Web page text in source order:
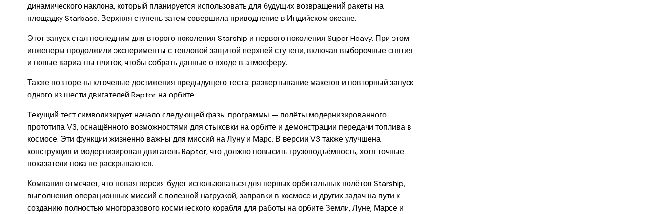
динамического наклона, который планируется использовать для будущих возвращений ракеты на
площадку Starbase. Верхняя ступень затем совершила приводнение в Индийском океане.
Этот запуск стал последним для второго поколения Starship и первого поколения Super Heavy. При этом
инженеры продолжили эксперименты с тепловой защитой верхней ступени, включая выборочные снятия
и новые варианты плиток, чтобы собрать данные о входе в атмосферу.
Также повторены ключевые достижения предыдущего теста: развертывание макетов и повторный запуск
одного из шести двигателей Raptor на орбите.
Текущий тест символизирует начало следующей фазы программы — полёты модернизированного
прототипа V3, оснащённого возможностями для стыковки на орбите и демонстрации передачи топлива в
космосе. Эти функции жизненно важны для миссий на Луну и Марс. В версии V3 также улучшена
конструкция и модернизирован двигатель Raptor, что должно повысить грузоподъёмность, хотя точные
показатели пока не раскрываются.
Компания отмечает, что новая версия будет использоваться для первых орбитальных полётов Starship,
выполнения операционных миссий с полезной нагрузкой, заправки в космосе и других задач на пути к
созданию полностью многоразового космического корабля для работы на орбите Земли, Луне, Марсе и